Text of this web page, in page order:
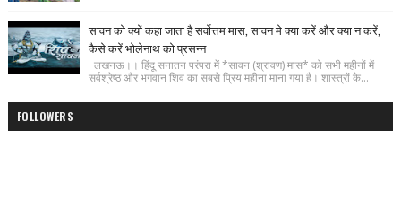
सावन को क्यों कहा जाता है सर्वोत्तम मास, सावन मे क्या करें और क्या न करें,
कैसे करें भोलेनाथ को प्रसन्न
लखनऊ।। हिंदू सनातन परंपरा में *सावन (श्रावण) मास* को सभी महीनों में
सर्वश्रेष्ठ और भगवान शिव का सबसे प्रिय महीना माना गया है। शास्त्रों के...
FOLLOWERS